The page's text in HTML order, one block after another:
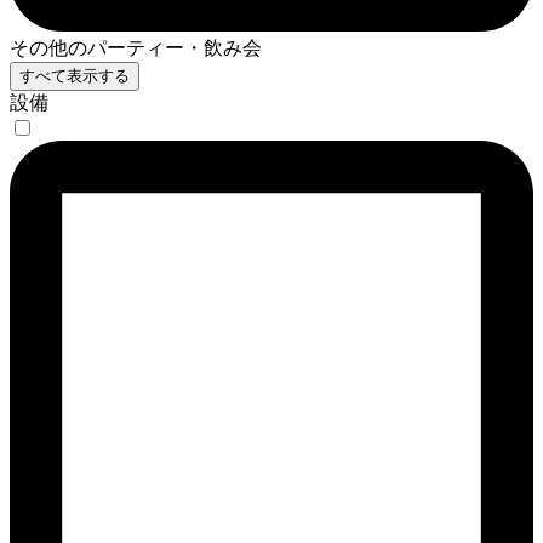
その他のパーティー・飲み会
すべて表示する
設備